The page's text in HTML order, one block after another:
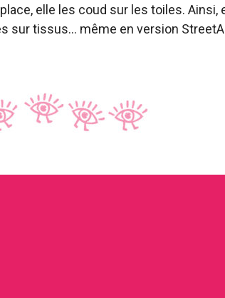
elle les coud sur les toiles. Ainsi,
sur tissus… même en version